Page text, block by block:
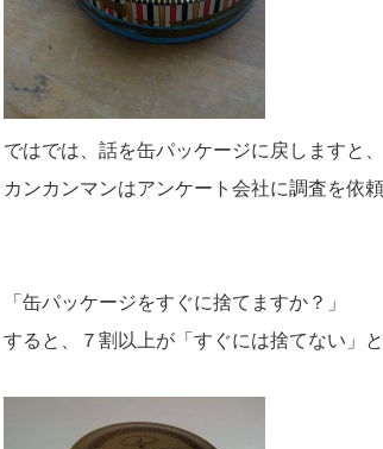
ではでは、話を缶パッケージに戻しますと、
カンカンマンはアンケート会社に調査を依頼
「缶パッケージをすぐに捨てますか？」
すると、７割以上が「すぐには捨てない」